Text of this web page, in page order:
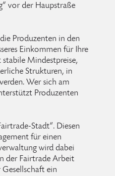
vor der Haupstraße
Produzenten in den
Einkommen für Ihre
Mindestpreise,
Strukturen, in
Wer sich am
Produzenten
Stadt“. Diesen
für einen
wird dabei
der Fairtrade Arbeit
ein